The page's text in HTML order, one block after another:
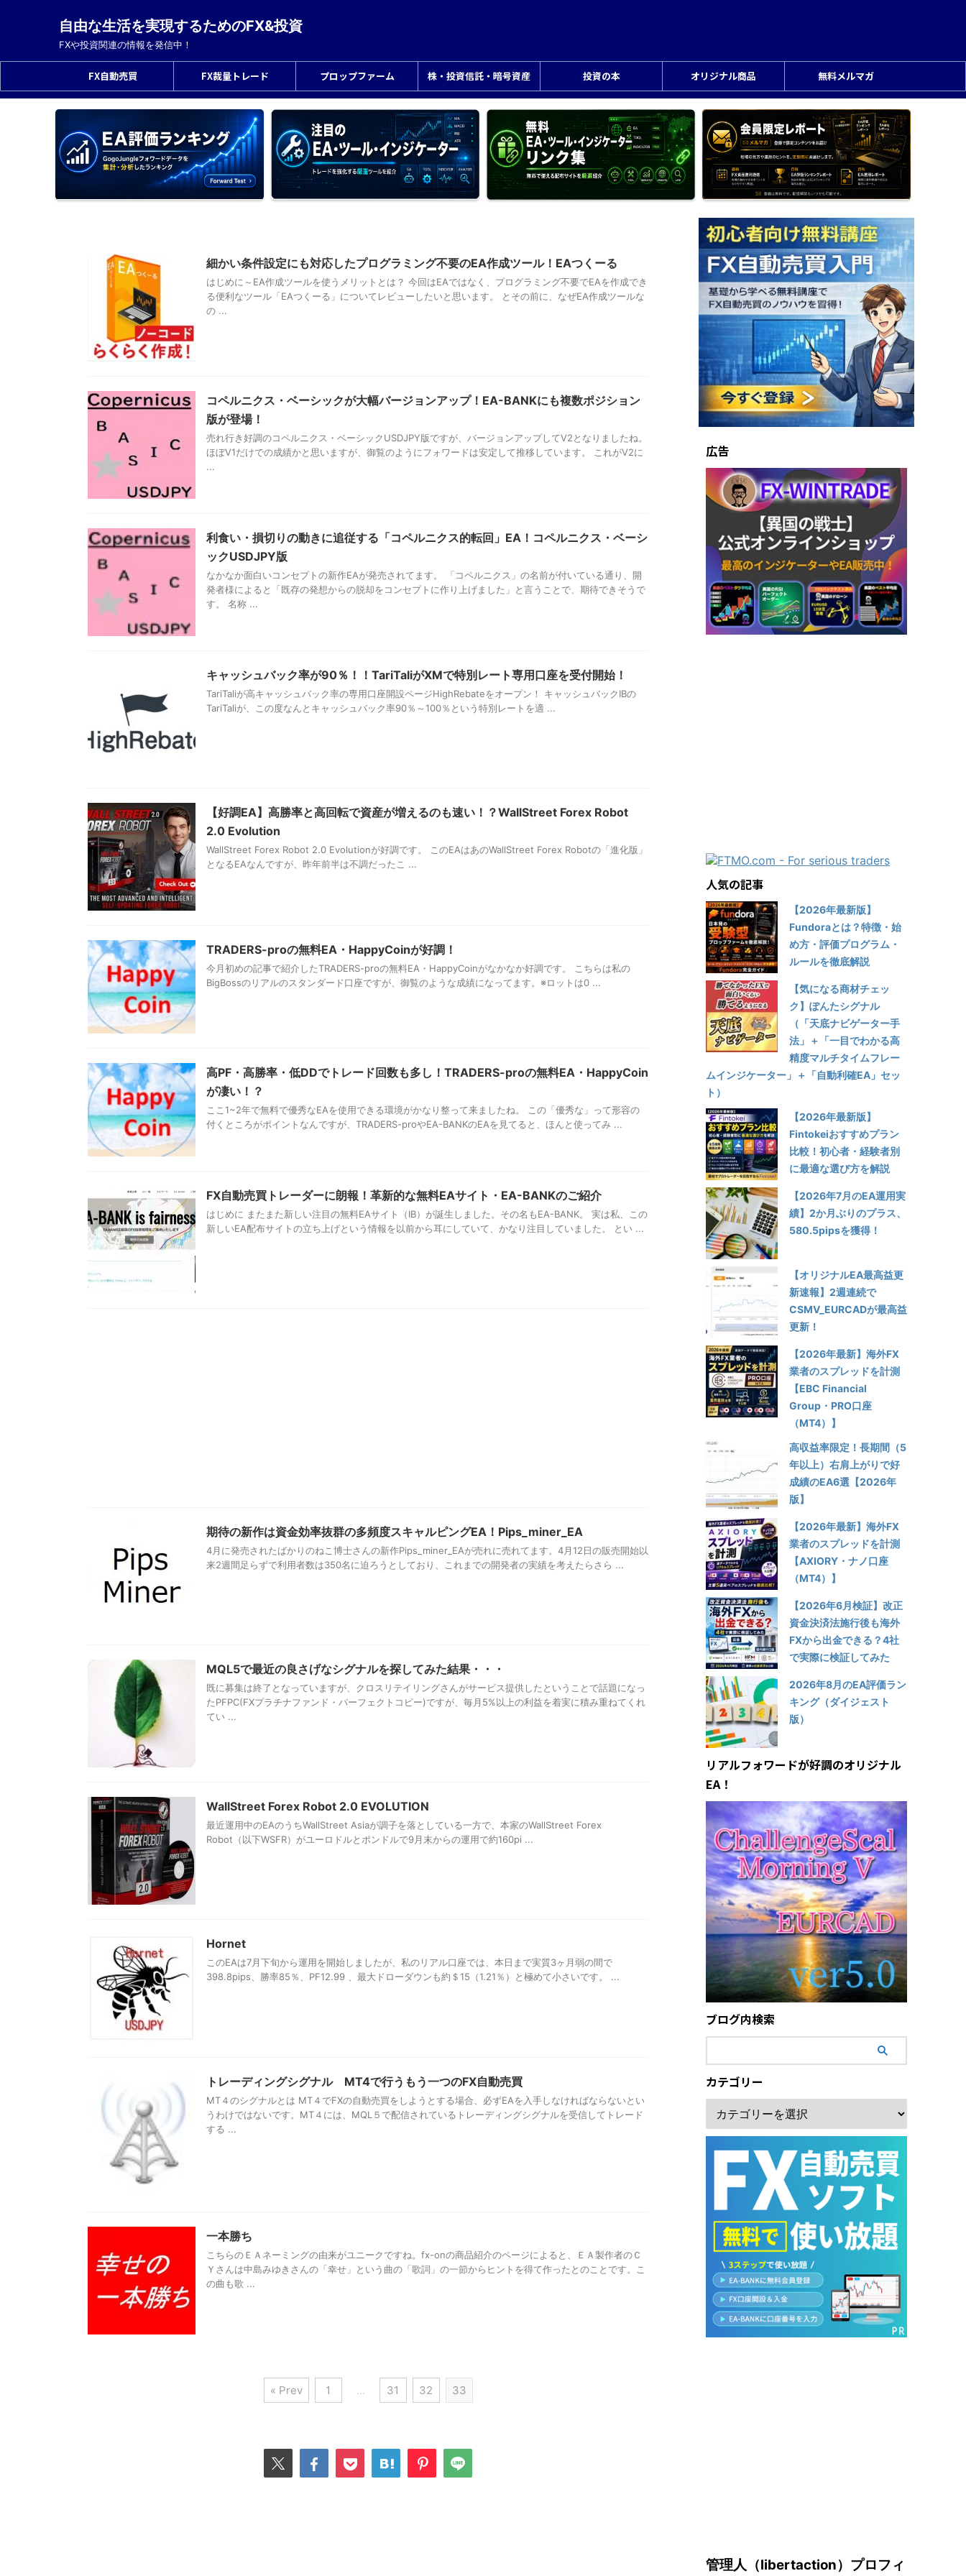
自由な生活を実現するためのFX&投資
FXや投資関連の情報を発信中！
FX自動売買 FX裁量トレード プロップファーム 株・投資信託・暗号資産 投資の本 オリジナル商品 無料メルマガ
細かい条件設定にも対応したプログラミング不要のEA作成ツール！EAつくーる
はじめに～EA作成ツールを使うメリットとは？ 今回はEAではなく、プログラミング不要でEAを作成でき
る便利なツール「EAつくーる」についてレビューしたいと思います。 とその前に、なぜEA作成ツールな
の ...
コペルニクス・ベーシックが大幅バージョンアップ！EA-BANKにも複数ポジション
版が登場！
売れ行き好調のコペルニクス・ベーシックUSDJPY版ですが、バージョンアップしてV2となりましたね。
ほぼV1だけでの成績かと思いますが、御覧のようにフォワードは安定して推移しています。 これがV2に
...
利食い・損切りの動きに追従する「コペルニクス的転回」EA！コペルニクス・ベーシ
ックUSDJPY版
なかなか面白いコンセプトの新作EAが発売されてます。 「コペルニクス」の名前が付いている通り、開
発者様によると「既存の発想からの脱却をコンセプトに作り上げました」と言うことで、期待できそうで
す。 名称 ...
キャッシュバック率が90％！！TariTaliがXMで特別レート専用口座を受付開始！
TariTaliが高キャッシュバック率の専用口座開設ページHighRebateをオープン！ キャッシュバックIBの
TariTaliが、この度なんとキャッシュバック率90％～100％という特別レートを適 ...
【好調EA】高勝率と高回転で資産が増えるのも速い！？WallStreet Forex Robot
2.0 Evolution
WallStreet Forex Robot 2.0 Evolutionが好調です。 このEAはあのWallStreet Forex Robotの「進化版」
となるEAなんですが、昨年前半は不調だったこ ...
TRADERS-proの無料EA・HappyCoinが好調！
今月初めの記事で紹介したTRADERS-proの無料EA・HappyCoinがなかなか好調です。 こちらは私の
BigBossのリアルのスタンダード口座ですが、御覧のような成績になってます。※ロットは0 ...
高PF・高勝率・低DDでトレード回数も多し！TRADERS-proの無料EA・HappyCoin
が凄い！？
ここ1~2年で無料で優秀なEAを使用できる環境がかなり整って来ましたね。 この「優秀な」って形容の
付くところがポイントなんですが、TRADERS-proやEA-BANKのEAを見てると、ほんと使ってみ ...
FX自動売買トレーダーに朗報！革新的な無料EAサイト・EA-BANKのご紹介
はじめに またまた新しい注目の無料EAサイト（IB）が誕生しました。その名もEA-BANK。 実は私、この
新しいEA配布サイトの立ち上げという情報を以前から耳にしていて、かなり注目していました。 とい ...
期待の新作は資金効率抜群の多頻度スキャルピングEA！Pips_miner_EA
4月に発売されたばかりのねこ博士さんの新作Pips_miner_EAが売れに売れてます。4月12日の販売開始以
来2週間足らずで利用者数は350名に迫ろうとしており、これまでの開発者の実績を考えたらさら ...
MQL5で最近の良さげなシグナルを探してみた結果・・・
既に募集は終了となっていますが、クロスリテイリングさんがサービス提供したということで話題になっ
たPFPC(FXプラチナファンド・パーフェクトコピー)ですが、毎月5%以上の利益を着実に積み重ねてくれ
てい ...
WallStreet Forex Robot 2.0 EVOLUTION
最近運用中のEAのうちWallStreet Asiaが調子を落としている一方で、本家のWallStreet Forex
Robot（以下WSFR）がユーロドルとポンドルで9月末からの運用で約160pi ...
Hornet
このEAは7月下旬から運用を開始しましたが、私のリアル口座では、本日まで実質3ヶ月弱の間で
398.8pips、勝率85％、PF12.99 、最大ドローダウンも約＄15（1.21％）と極めて小さいです。 ...
トレーディングシグナル MT4で行うもう一つのFX自動売買
MT４のシグナルとは MT４でFXの自動売買をしようとする場合、必ずEAを入手しなければならないとい
うわけではないです。MT４には、MQL５で配信されているトレーディングシグナルを受信してトレード
する ...
一本勝ち
こちらのＥＡネーミングの由来がユニークですね。fx-onの商品紹介のページによると、ＥＡ製作者のＣ
Ｙさんは中島みゆきさんの「幸せ」という曲の「歌詞」の一節からヒントを得て作ったとのことです。こ
の曲も歌 ...
« Prev 1 … 31 32 33
広告
人気の記事
【2026年最新版】
Fundoraとは？特徴・始
め方・評価プログラム・
ルールを徹底解説
【気になる商材チェッ
ク】ぽんたシグナル
（「天底ナビゲーター手
法」＋「一目でわかる高
精度マルチタイムフレー
ムインジケーター」＋「自動利確EA」セッ
ト）
【2026年最新版】
Fintokeiおすすめプラン
比較！初心者・経験者別
に最適な選び方を解説
【2026年7月のEA運用実
績】2か月ぶりのプラス、
580.5pipsを獲得！
【オリジナルEA最高益更
新速報】2週連続で
CSMV_EURCADが最高益
更新！
【2026年最新】海外FX
業者のスプレッドを計測
【EBC Financial
Group・PRO口座
（MT4）】
高収益率限定！長期間（5
年以上）右肩上がりで好
成績のEA6選【2026年
版】
【2026年最新】海外FX
業者のスプレッドを計測
【AXIORY・ナノ口座
（MT4）】
【2026年6月検証】改正
資金決済法施行後も海外
FXから出金できる？4社
で実際に検証してみた
2026年8月のEA評価ラン
キング（ダイジェスト
版）
リアルフォワードが好調のオリジナル
EA！
ブログ内検索
カテゴリー
管理人（libertaction）プロフィ